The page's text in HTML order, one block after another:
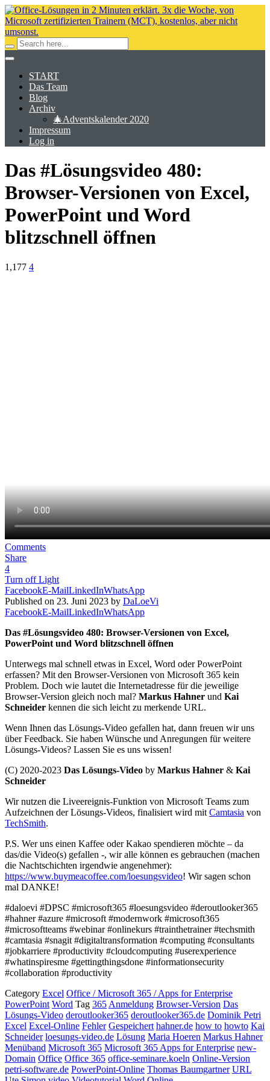
START
Das Team
Blog
Archiv
🎄Adventskalender 2020
Impressum
Log in
Das #Lösungsvideo 480:
Browser-Versionen von Excel,
PowerPoint und Word
blitzschnell öffnen
1,177 4
Comments
Share
4
Turn off Light
FacebookE-MailLinkedInWhatsApp
Published on 23. Juni 2023 by DaLoeVi
FacebookE-MailLinkedInWhatsApp
Das #Lösungsvideo 480: Browser-Versionen von Excel,
PowerPoint und Word blitzschnell öffnen
Unterwegs mal schnell etwas in Excel, Word oder PowerPoint
erfassen? Mit den Browser-Versionen von Microsoft 365 kein
Problem. Doch wie lautet die Internetadresse für die jeweilige
Browser-Version gleich noch mal? Markus Hahner und Kai
Schneider kennen die sich leicht zu merkende URL.
Wenn Ihnen das Lösungs-Video gefallen hat, dann freuen wir uns
über Feedback. Sie haben Wünsche und Anregungen für weitere
Lösungs-Videos? Lassen Sie es uns wissen!
(C) 2020-2023 Das Lösungs-Video by Markus Hahner & Kai
Schneider
Wir nutzen die Liveereignis-Funktion von Microsoft Teams zum
Aufzeichnen der Lösungs-Videos, finalisiert wird mit Camtasia von
TechSmith.
P.S. Wer uns einen Kaffee oder Kakao spendieren möchte – da
das/die Video(s) gefallen -, wir alle können es gebrauchen (machen
die Nachtschichten irgendwie angenehmer):
https://www.buymeacoffee.com/loesungsvideo! Wir sagen schon
mal DANKE!
#daloevi #DPSC #microsoft365 #loesungsvideo #deroutlooker365
#hahner #azure #microsoft #modernwork #microsoft365
#microsoftteams #webinar #onlinekurs #trainthetrainer #techsmith
#camtasia #snagit #digitaltransformation #computing #consultants
#jobkarriere #productivity #cloudcomputing #userexperience
#whatinspiresme #gettingthingsdone #informationsecurity
#collaboration #productivity
Category Excel Office / Microsoft 365 / Apps for Enterprise
PowerPoint Word Tag 365 Anmeldung Browser-Version Das
Lösungs-Video deroutlooker365 deroutlooker365.de Dominik Petri
Excel Excel-Online Fehler Gespeichert hahner.de how to howto Kai
Schneider loesungs-video.de Lösung Maria Hoeren Markus Hahner
Menüband Microsoft 365 Microsoft 365 Apps for Enterprise new-
Domain Office Office 365 office-seminare.koeln Online-Version
petri-software.de PowerPoint-Online Thomas Baumgartner URL